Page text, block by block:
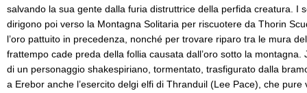
salvando la sua gente dalla furia distruttrice della perfida creatura. I
dirigono poi verso la Montagna Solitaria per riscuotere da Thorin
l’oro pattuito in precedenza, nonché per trovare riparo tra le mura
frattempo cade preda della follia causata dall’oro sotto la montagna.
di un personaggio shakespiriano, tormentato, trasfigurato dalla
a Erebor anche l’esercito delgi elfi di Thranduil (Lee Pace), che